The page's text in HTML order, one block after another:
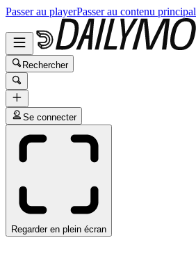
Passer au playerPasser au contenu principal
Rechercher
Se connecter
Regarder en plein écran